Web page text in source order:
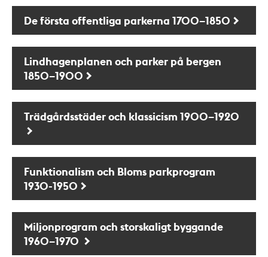
De första offentliga parkerna 1700–1850
Lindhagenplanen och parker på bergen
1850–1900
Trädgårdsstäder och klassicism 1900–1920
Funktionalism och Bloms parkprogram
1930-1950
Miljonprogram och storskaligt byggande
1960–1970